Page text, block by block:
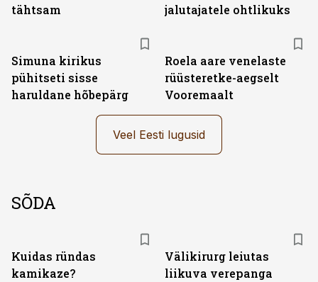
tähtsam jalutajatele ohtlikuks
Simuna kirikus
pühitseti sisse
haruldane hõbepärg
Roela aare venelaste
rüüsteretke-aegselt
Vooremaalt
Veel Eesti lugusid
SÕDA
Kuidas ründas
kamikaze?
Välikirurg leiutas
liikuva verepanga